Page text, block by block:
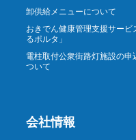
卸供給メニューについて
おきでん健康管理支援サービ
るポルタ」
電柱取付公衆街路灯施設の申
ついて
会社情報